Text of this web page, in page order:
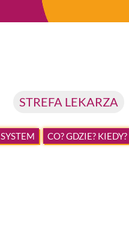
STREFA LEKARZA
SYSTEM CO? GDZIE? KIEDY?